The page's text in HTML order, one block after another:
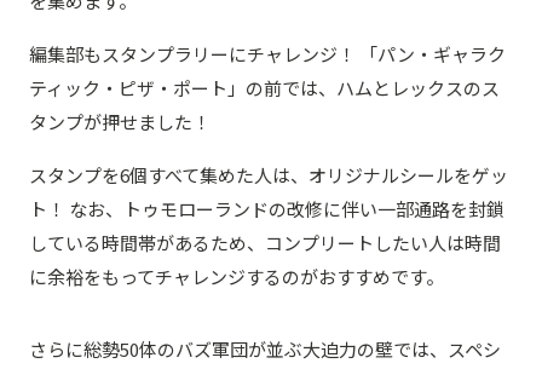
編集部もスタンプラリーにチャレンジ！ 「パン・ギャラク
ティック・ピザ・ポート」の前では、ハムとレックスのス
タンプが押せました！
スタンプを6個すべて集めた人は、オリジナルシールをゲッ
ト！ なお、トゥモローランドの改修に伴い一部通路を封鎖
している時間帯があるため、コンプリートしたい人は時間
に余裕をもってチャレンジするのがおすすめです。
さらに総勢50体のバズ軍団が並ぶ大迫力の壁では、スペシ